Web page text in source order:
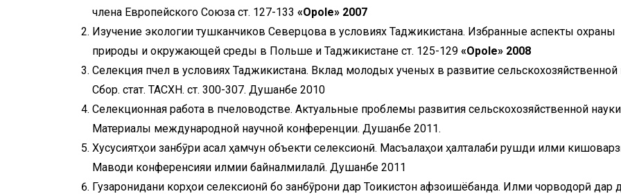
члена Европейского Союза ст. 127-133 «Opole» 2007
Изучение экологии тушканчиков Северцова в условиях Таджикистана. Избранные аспекты охраны
природы и окружающей среды в Польше и Таджикистане ст. 125-129 «Opole» 2008
Селекция пчел в условиях Таджикистана. Вклад молодых ученых в развитие сельскохозяйственной
Сбор. стат. ТАСХН. ст. 300-307. Душанбе 2010
Селекционная работа в пчеловодстве. Актуальные проблемы развития сельскохозяйственной
Материалы международной научной конференции. Душанбе 2011.
Хусусиятҳои занбӯри асал ҳамчун объекти селексионӣ. Масъалаҳои ҳалталаби рушди илми
Маводи конференсияи илмии байналмилалӣ. Душанбе 2011
Гузаронидани корҳои селексионӣ бо занбӯрони дар Тоҷикистон афзоишёбанда. Илми чорводорӣ дар